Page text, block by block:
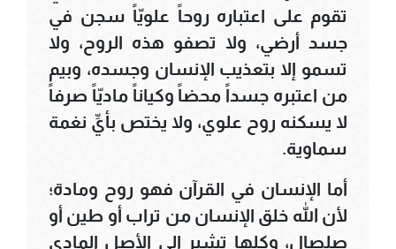
تقوم على اعتباره روحاً علويّاً سجن في
جسد أرضي، ولا تصفو هذه الروح، ولا
تسمو إلا بتعذيب الإنسان وجسده، وبيم
من اعتبره جسداً محضاً وكياناً ماديّاً صرفاً
لا يسكنه روح علوي، ولا يختص بأيِّ نغمة
سماوية.
أما الإنسان في القرآن فهو روح ومادة؛
لأن الله خلق الإنسان من تراب أو طين أو
صلصال، وكلها تشير إلى الأصل المادي